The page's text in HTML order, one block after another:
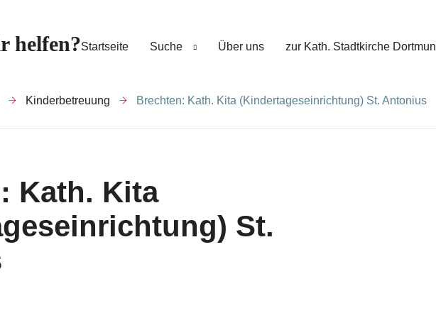
Startseite Suche Über uns zur Kath. Stadtkirche
Kinderbetreuung Brechten: Kath. Kita (Kindertageseinrichtung) St. Antonius
Kath. Kita
St.